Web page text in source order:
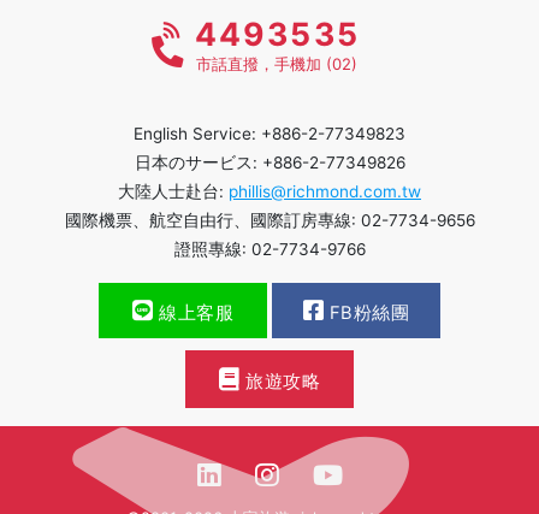
4493535
市話直撥，手機加 (02)
English Service: +886-2-77349823
日本のサービス: +886-2-77349826
大陸人士赴台: phillis@richmond.com.tw
國際機票、航空自由行、國際訂房專線: 02-7734-9656
證照專線: 02-7734-9766
線上客服 FB粉絲團
旅遊攻略